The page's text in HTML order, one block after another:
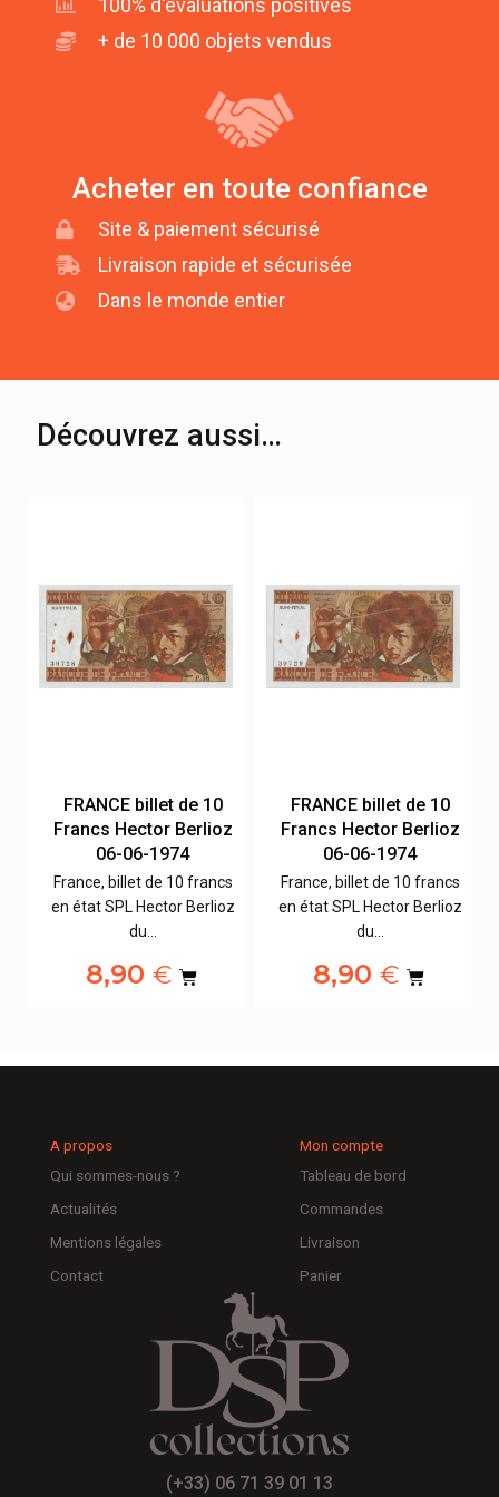
100% d'évaluations positives
+ de 10 000 objets vendus
Acheter en toute confiance
Site & paiement sécurisé
Livraison rapide et sécurisée
Dans le monde entier
Découvrez aussi…
FRANCE billet de 10
Francs Hector Berlioz
06-06-1974
France, billet de 10 francs
en état SPL Hector Berlioz
du…
8,90 €
FRANCE billet de 10
Francs Hector Berlioz
06-06-1974
France, billet de 10 francs
en état SPL Hector Berlioz
du…
8,90 €
A propos
Qui sommes-nous ?
Actualités
Mentions légales
Contact
Mon compte
Tableau de bord
Commandes
Livraison
Panier
(+33) 06 71 39 01 13